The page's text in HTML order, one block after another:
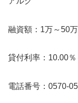
融資額：1万～50
貸付利率：10.00％
電話番号：0570-